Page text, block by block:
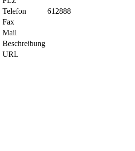
Telefon
612888
Fax
Mail
Beschreibung
URL